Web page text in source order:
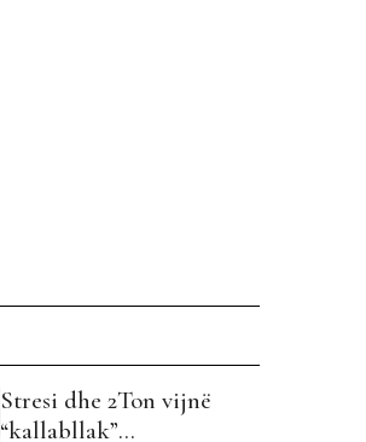
Stresi dhe 2Ton vijnë
“kallabllak”…